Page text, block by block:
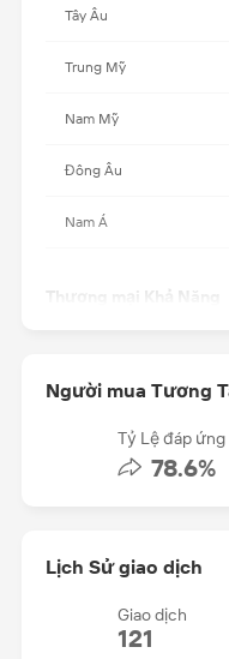
Tây Âu
Trung Mỹ
Nam Mỹ
Đông Âu
Nam Á
Thương mại Khả Năng
Số nhân viên Phòng
Tổng doanh thu hàng
được chấp nhận
Người mua Tương
Tỷ Lệ đáp ứng
78.6%
Lịch Sử giao dịch
Giao dịch
121